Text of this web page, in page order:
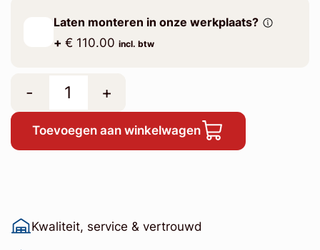
Laten monteren in onze werkplaats?
+ € 110.00 incl. btw
- +
Toevoegen aan winkelwagen
Kwaliteit, service & vertrouwd